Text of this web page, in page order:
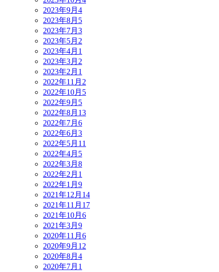
2023年9月 4
2023年8月 5
2023年7月 3
2023年5月 2
2023年4月 1
2023年3月 2
2023年2月 1
2022年11月 2
2022年10月 5
2022年9月 5
2022年8月 13
2022年7月 6
2022年6月 3
2022年5月 11
2022年4月 5
2022年3月 8
2022年2月 1
2022年1月 9
2021年12月 14
2021年11月 17
2021年10月 6
2021年3月 9
2020年11月 6
2020年9月 12
2020年8月 4
2020年7月 1